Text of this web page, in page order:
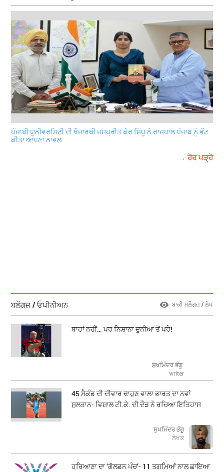
ਪੰਜਾਬੀ ਯੂਨੀਵਰਸਿਟੀ ਦੀ ਖੋਜਾਰਥੀ ਜਸਪ੍ਰੀਤ ਕੌਰ ਸਿੱਧੂ ਨੇ ਰਾਜਪਾਲ ਪੰਜਾਬ ਨੂੰ ਭੇਂਟ
ਕੀਤਾ ਆਪਣਾ ਨਾਵਲ
→ ਹੋਰ ਪੜ੍ਹੋ
ਬਲੌਗਜ਼ / ਓਪੀਨੀਅਨ ਬਾਕੀ ਬਲੌਗਜ਼ / ਲੇਖ
ਬਾਹਾਂ ਨਹੀਂ… ਪਰ ਨਿਸ਼ਾਨਾ ਦੁਨੀਆ ਤੋਂ ਪਰੇ!
ਸੁਖਮਿੰਦਰ ਭੰਗੂ
writer
45 ਸੈਕੰਡ ਦੀ ਦੀਵਾਰ ਢਾਹੁਣ ਵਾਲਾ ਭਾਰਤ ਦਾ ਨਵਾਂ
ਸੁਲਤਾਨ- ਵਿਸ਼ਾਲ ਟੀ.ਕੇ. ਦੀ ਦੌੜ ਨੇ ਰਚਿਆ ਇਤਿਹਾਸ
ਸੁਖਮਿੰਦਰ ਭੰਗੂ
ਲੇਖਕ
ਹਰਿਆਣਾ ਦਾ ‘ਗੋਲਡਨ ਪੰਚ’- 11 ਤਗਮਿਆਂ ਨਾਲ ਛਾਇਆ